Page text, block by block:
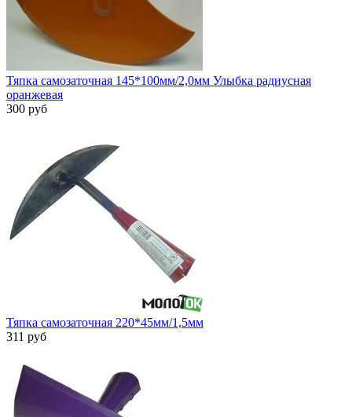
Тяпка самозаточная 145*100мм/2,0мм Улыбка радиусная
оранжевая
300 руб
Тяпка самозаточная 220*45мм/1,5мм
311 руб